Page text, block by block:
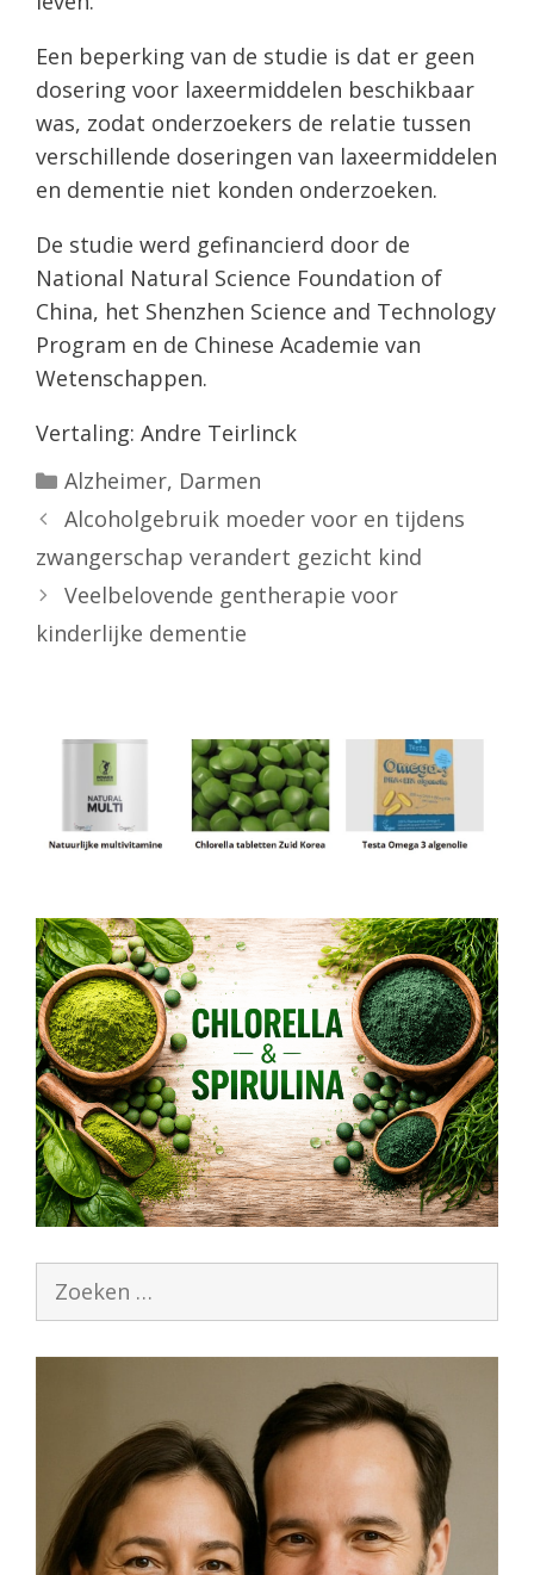
Een beperking van de studie is dat er geen
dosering voor laxeermiddelen beschikbaar
was, zodat onderzoekers de relatie tussen
verschillende doseringen van laxeermiddelen
en dementie niet konden onderzoeken.
De studie werd gefinancierd door de
National Natural Science Foundation of
China, het Shenzhen Science and Technology
Program en de Chinese Academie van
Wetenschappen.
Vertaling: Andre Teirlinck
Categorieën
Alzheimer, Darmen
Alcoholgebruik moeder voor en tijdens
zwangerschap verandert gezicht kind
Veelbelovende gentherapie voor
kinderlijke dementie
Zoek